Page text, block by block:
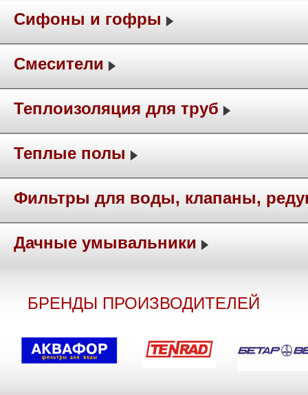
Сифоны и гофры
Смесители
Теплоизоляция для труб
Теплые полы
Фильтры для воды, клапаны,
Дачные умывальники
БРЕНДЫ ПРОИЗВОДИТЕЛЕЙ